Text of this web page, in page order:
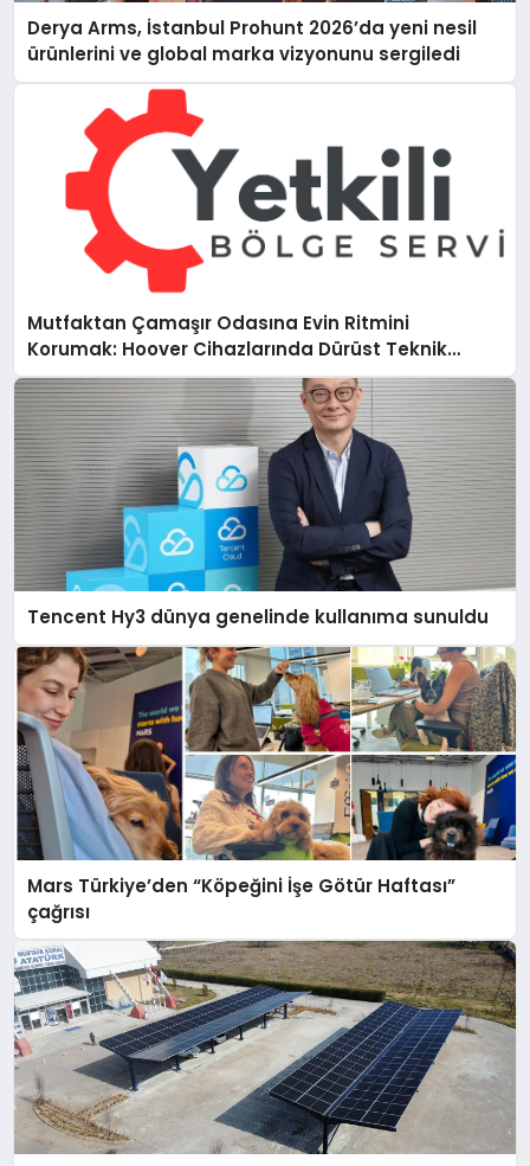
Derya Arms, İstanbul Prohunt 2026’da yeni nesil
ürünlerini ve global marka vizyonunu sergiledi
Mutfaktan Çamaşır Odasına Evin Ritmini
Korumak: Hoover Cihazlarında Dürüst Teknik
Destek Deneyimi
Tencent Hy3 dünya genelinde kullanıma sunuldu
Mars Türkiye’den “Köpeğini İşe Götür Haftası”
çağrısı